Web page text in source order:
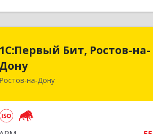
1С:Первый Бит, Ростов-на-
Дону
Ростов-на-Дону
1С:Первый Бит, Ростов-на-
Дону
344091, Ростовская обл, Ростов-на-
Подробнее